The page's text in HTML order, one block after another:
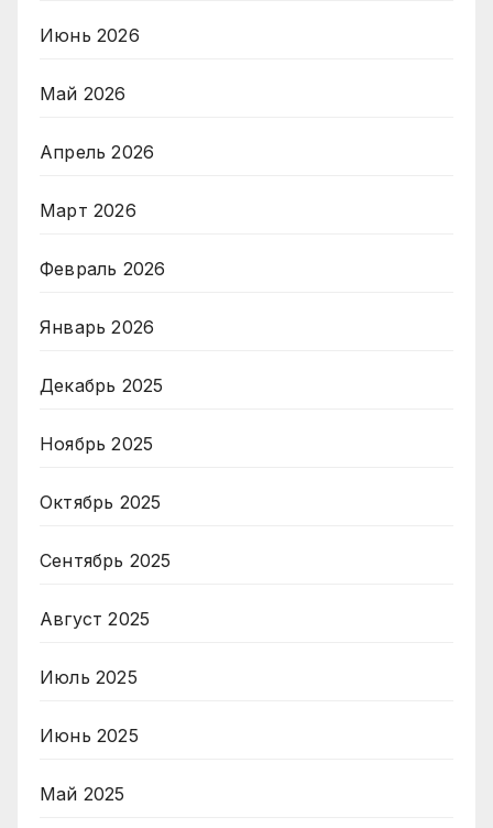
Июнь 2026
Май 2026
Апрель 2026
Март 2026
Февраль 2026
Январь 2026
Декабрь 2025
Ноябрь 2025
Октябрь 2025
Сентябрь 2025
Август 2025
Июль 2025
Июнь 2025
Май 2025